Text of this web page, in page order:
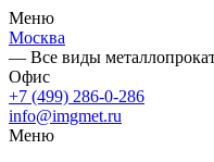
Меню
Москва
— Все виды
Офис
+7 (499) 286-0-286
info@imgmet.ru
Меню